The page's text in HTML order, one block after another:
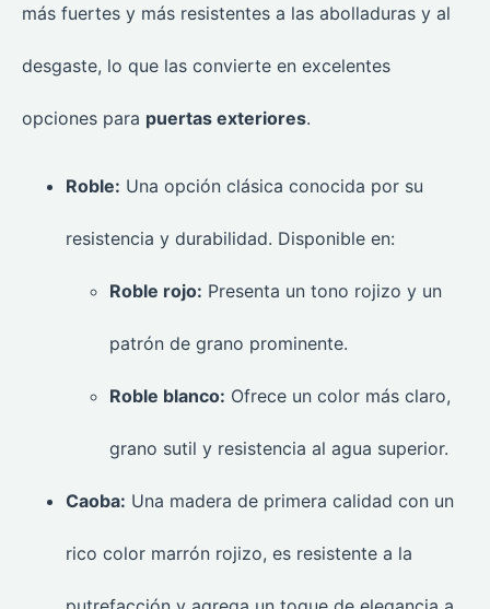
más fuertes y más resistentes a las abolladuras y al
desgaste, lo que las convierte en excelentes
opciones para puertas exteriores.
Roble: Una opción clásica conocida por su
resistencia y durabilidad. Disponible en:
Roble rojo: Presenta un tono rojizo y un
patrón de grano prominente.
Roble blanco: Ofrece un color más claro,
grano sutil y resistencia al agua superior.
Caoba: Una madera de primera calidad con un
rico color marrón rojizo, es resistente a la